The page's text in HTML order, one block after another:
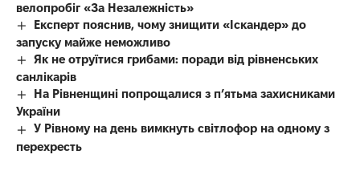
велопробіг «За Незалежність»
Експерт пояснив, чому знищити «Іскандер» до
запуску майже неможливо
Як не отруїтися грибами: поради від рівненських
санлікарів
На Рівненщині попрощалися з п’ятьма захисниками
України
У Рівному на день вимкнуть світлофор на одному з
перехресть